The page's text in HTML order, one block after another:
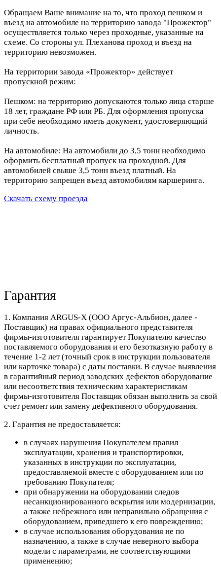
Обращаем Ваше внимание на то, что проход пешком и
въезд на автомобиле на территорию завода "Прожектор"
осуществляется только через проходные, указанные на
схеме. Со стороны ул. Плеханова проход и въезд на
территорию невозможен.
На территории завода «Прожектор» действует
пропускной режим:
Пешком: на территорию допускаются только лица старше
18 лет, граждане РФ или РБ. Для оформления пропуска
при себе необходимо иметь документ, удостоверяющий
личность.
На автомобиле: На автомобили до 3,5 тонн необходимо
оформить бесплатный пропуск на проходной. Для
автомобилей свыше 3,5 тонн въезд платный. На
территорию запрещен въезд автомобилям каршеринга.
Скачать схему проезда
Гарантия
1. Компания ARGUS-X (ООО Аргус-Альбион, далее -
Поставщик) на правах официального представителя
фирмы-изготовителя гарантирует Покупателю качество
поставляемого оборудования и его безотказную работу в
течение 1-2 лет (точный срок в инструкции пользователя
или карточке товара) с даты поставки. В случае выявления
в гарантийный период заводских дефектов оборудование
или несоответствия техническим характеристикам
фирмы-изготовителя Поставщик обязан выполнить за свой
счет ремонт или замену дефективного оборудования.
2. Гарантия не предоставляется:
в случаях нарушения Покупателем правил
эксплуатации, хранения и транспортировки,
указанных в инструкции по эксплуатации,
предоставляемой вместе с оборудованием или по
требованию Покупателя;
при обнаружении на оборудовании следов
несанкционированного вскрытия или модернизации,
а также небрежного или неправильно обращения с
оборудованием, приведшего к его повреждению;
в случае использования оборудования не по
назначению, а также в случае неверного выбора
модели с параметрами, не соответствующими
применению;